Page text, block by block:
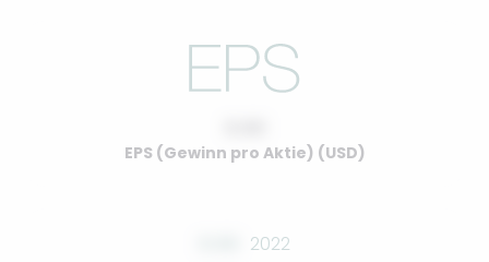
EPS (Gewinn pro Aktie) (USD)
2022